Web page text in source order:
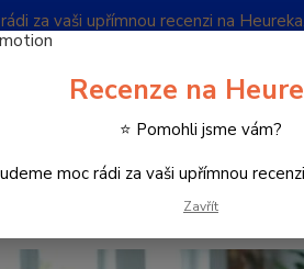
za vaši upřímnou recenzi na
Hledat
multifunkce
Recenze na
⭐ Pomohli jsme vám?
moc rádi za vaši upřímnou
Zavřít